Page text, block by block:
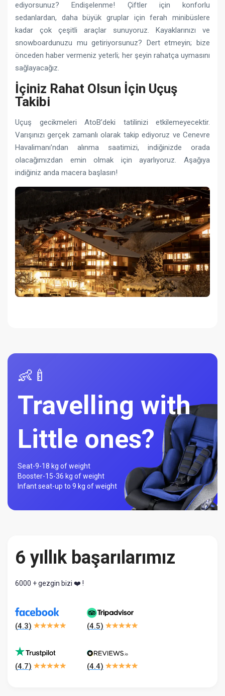
ediyorsunuz? Endişelenme! Çiftler için konforlu
sedanlardan, daha büyük gruplar için ferah minibüslere
kadar çok çeşitli araçlar sunuyoruz. Kayaklarınızı ve
snowboardunuzu mu getiriyorsunuz? Dert etmeyin; bize
önceden haber vermeniz yeterli; her şeyin rahatça uymasını
sağlayacağız.
İçiniz Rahat Olsun İçin Uçuş
Takibi
Uçuş gecikmeleri AtoB’deki tatilinizi etkilemeyecektir.
Varışınızı gerçek zamanlı olarak takip ediyoruz ve Cenevre
Havalimanı’ndan alınma saatimizi, indiğinizde orada
olacağımızdan emin olmak için ayarlıyoruz. Aşağıya
indiğiniz anda macera başlasın!
👶🍼
Travelling with
Little ones?
Seat-9-18 kg of weight
Booster-15-36 kg of weight
Infant seat-up to 9 kg of weight
6 yıllık başarılarımız
6000 + gezgin bizi ❤️ !
(4.3) (4.5)
(4.7) (4.4)